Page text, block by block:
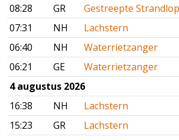
08:28
GR
Gestreepte
07:31
NH
Lachstern
06:40
NH
Waterrietzanger
06:21
GE
Waterrietzanger
4 augustus 2026
16:38
NH
Lachstern
15:23
GR Lachstern